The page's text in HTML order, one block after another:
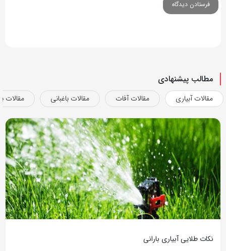
مطالب پیشنهادی
مقالات آبیاری مقالات آفات مقالات باغبانی مقالات
نکات طلایی آبیاری بارانی